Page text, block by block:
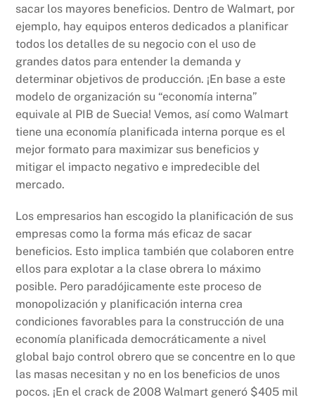
sacar los mayores beneficios. Dentro de Walmart, por
ejemplo, hay equipos enteros dedicados a planificar
todos los detalles de su negocio con el uso de
grandes datos para entender la demanda y
determinar objetivos de producción. ¡En base a este
modelo de organización su “economía interna”
equivale al PIB de Suecia! Vemos, así como Walmart
tiene una economía planificada interna porque es el
mejor formato para maximizar sus beneficios y
mitigar el impacto negativo e impredecible del
mercado.
Los empresarios han escogido la planificación de sus
empresas como la forma más eficaz de sacar
beneficios. Esto implica también que colaboren entre
ellos para explotar a la clase obrera lo máximo
posible. Pero paradójicamente este proceso de
monopolización y planificación interna crea
condiciones favorables para la construcción de una
economía planificada democráticamente a nivel
global bajo control obrero que se concentre en lo que
las masas necesitan y no en los beneficios de unos
pocos. ¡En el crack de 2008 Walmart generó $405 mil